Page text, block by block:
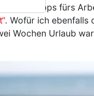
Gute Tipps fürs
. Wofür ich ebenfalls
Wochen Urlaub